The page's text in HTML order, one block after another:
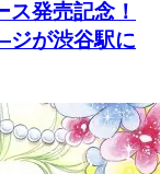
発売記念！
ジが渋谷駅に